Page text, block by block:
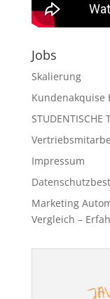
Jobs
Skalierung
Kundenakquise
STUDENTISCHE
Impressum
Marketing
Vergleich –